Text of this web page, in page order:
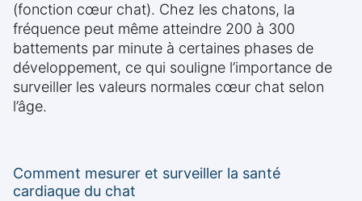
(fonction cœur chat). Chez les chatons, la
fréquence peut même atteindre 200 à 300
battements par minute à certaines phases de
développement, ce qui souligne l’importance de
surveiller les valeurs normales cœur chat selon
l’âge.
Comment mesurer et surveiller la santé
cardiaque du chat